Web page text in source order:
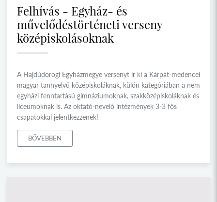
Felhívás - Egyház- és
művelődéstörténeti verseny
középiskolásoknak
A Hajdúdorogi Egyházmegye versenyt ír ki a Kárpát-medencei
magyar tannyelvű középiskoláknak, külön kategóriában a nem
egyházi fenntartású gimnáziumoknak, szakközépiskoláknak és
líceumoknak is. Az oktató-nevelő intézmények 3-3 fős
csapatokkal jelentkezzenek!
BŐVEBBEN